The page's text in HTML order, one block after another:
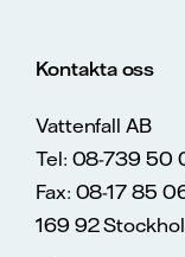
Kontakta oss
Vattenfall AB
Tel: 08-739 50
Fax: 08-17 85
169 92